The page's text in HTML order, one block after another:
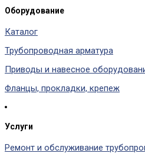
Оборудование
Каталог
Трубопроводная арматура
Приводы и навесное
Фланцы, прокладки, крепеж
Услуги
Ремонт и обслуживание